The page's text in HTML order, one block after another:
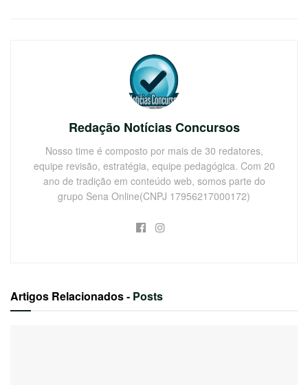
Redação Notícias Concursos
Nosso time é composto por mais de 30 redatores,
equipe revisão, estratégia, equipe pedagógica. Com 20
ano de tradição em conteúdo web, somos parte do
grupo Sena Online(CNPJ 17956217000172)
Artigos Relacionados- Posts